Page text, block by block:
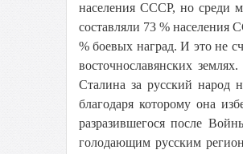
населения СССР, но среди
составляли 73 %
% боевых наград. И это не
восточнославянских
Сталина за русский народ
благодаря которому она
разразившегося после
голодающим русским